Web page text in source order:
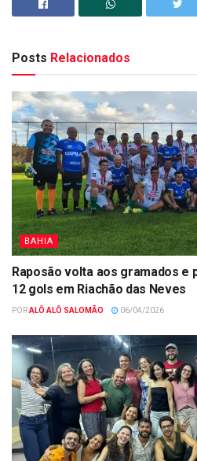
Posts Relacionados
BAHIA
Raposão volta aos gramados e
12 gols em Riachão das Neves
PORALÔ ALÔ SALOMÃO 06/04/2026